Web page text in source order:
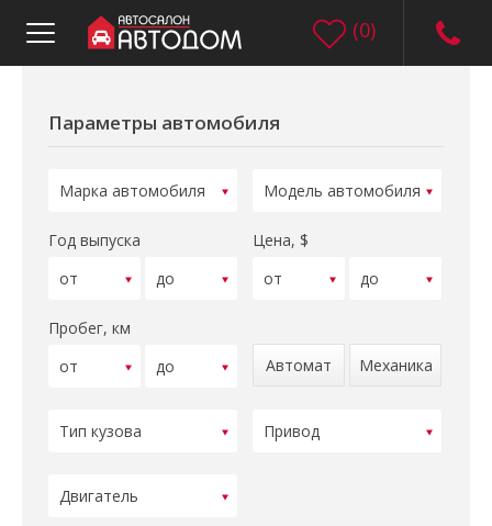
(0)
Параметры автомобиля
Год выпуска Цена, $
Пробег, км
Автомат
Механика